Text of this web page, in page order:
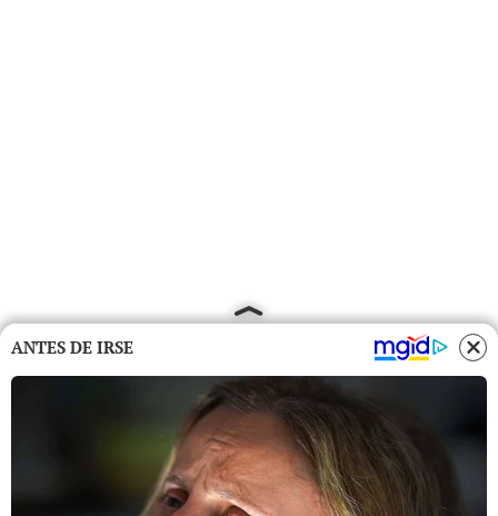
ANTES DE IRSE